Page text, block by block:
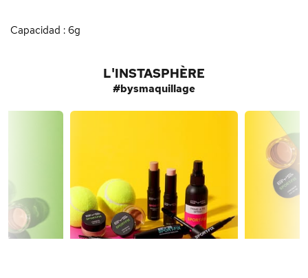
Capacidad : 6g
L'INSTASPHÈRE
#bysmaquillage